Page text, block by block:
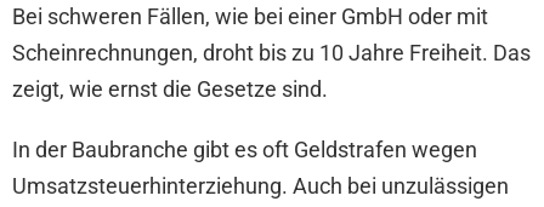
Bei schweren Fällen, wie bei einer GmbH oder mit
Scheinrechnungen, droht bis zu 10 Jahre Freiheit. Das
zeigt, wie ernst die Gesetze sind.
In der Baubranche gibt es oft Geldstrafen wegen
Umsatzsteuerhinterziehung. Auch bei unzulässigen